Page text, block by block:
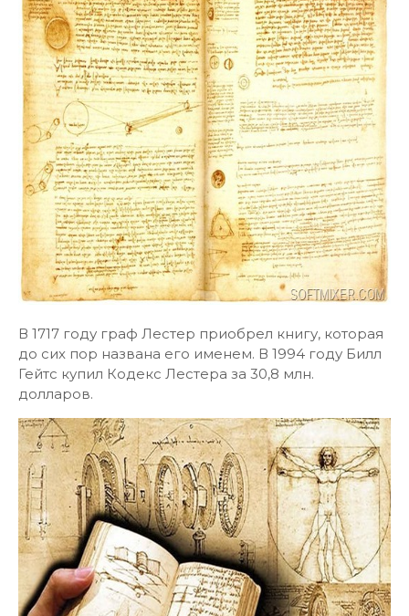
В 1717 году граф Лестер приобрел книгу, которая
до сих пор названа его именем. В 1994 году Билл
Гейтс купил Кодекс Лестера за 30,8 млн.
долларов.